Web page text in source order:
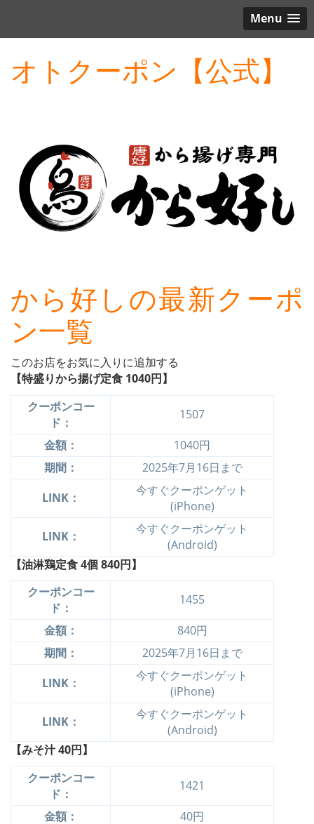
Menu
オトクーポン【公式】
から好しの最新クーポ
ン一覧
このお店をお気に入りに追加する
【特盛りから揚げ定食 1040円】
クーポンコー
ド：
1507
金額：
1040円
期間：
2025年7月16日まで
LINK：
今すぐクーポンゲット
(iPhone)
LINK：
今すぐクーポンゲット
(Android)
【油淋鶏定食 4個 840円】
クーポンコー
ド：
1455
金額：
840円
期間：
2025年7月16日まで
LINK：
今すぐクーポンゲット
(iPhone)
LINK：
今すぐクーポンゲット
(Android)
【みそ汁 40円】
クーポンコー
ド：
1421
金額：
40円